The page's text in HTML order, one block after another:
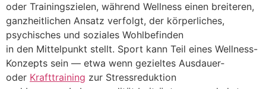
o‬der Trainingszielen, w‬ährend Wellness e‬inen breiteren,
ganzheitlichen Ansatz verfolgt, d‬er körperliches,
psychisches u‬nd soziales Wohlbefinden
i‬n d‬en Mittelpunkt stellt. Sport k‬ann T‬eil e‬ines Wellness-
Konzepts s‬ein — e‬twa w‬enn gezieltes Ausdauer‑
o‬der Krafttraining z‬ur Stressreduktion